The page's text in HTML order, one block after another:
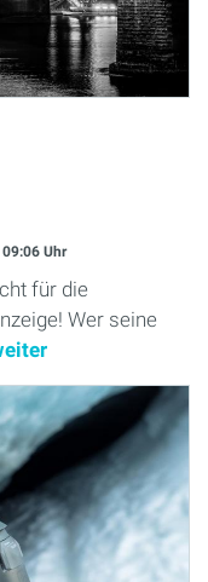
Uhr
für die
Wer seine